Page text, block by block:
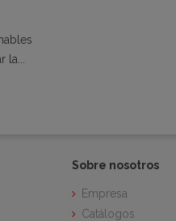
Sobre nosotros
Empresa
Catálogos